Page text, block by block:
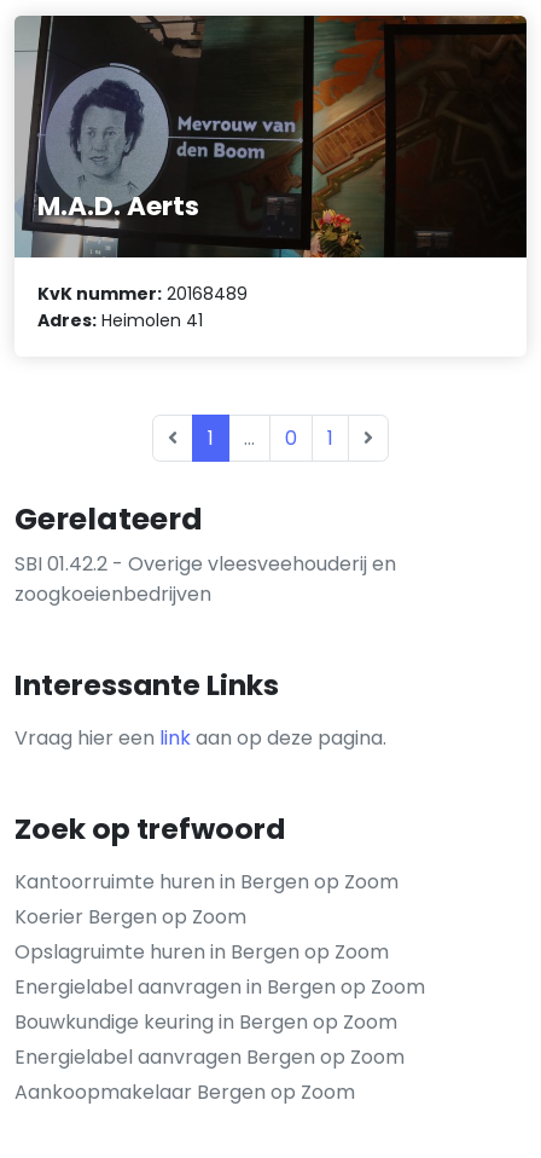
Gerelateerd
SBI 01.42.2 - Overige vleesveehouderij en
zoogkoeienbedrijven
Interessante Links
Vraag hier een linkaan op deze pagina.
Zoek op trefwoord
Kantoorruimte huren in Bergen op Zoom
Koerier Bergen op Zoom
Opslagruimte huren in Bergen op Zoom
Energielabel aanvragen in Bergen op Zoom
Bouwkundige keuring in Bergen op Zoom
Energielabel aanvragen Bergen op Zoom
Aankoopmakelaar Bergen op Zoom
M.A.D. Aerts
KvK nummer: 20168489
Adres: Heimolen 41
1 ... 0 1